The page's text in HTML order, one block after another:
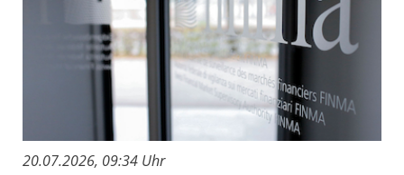
20.07.2026, 09:34 Uhr